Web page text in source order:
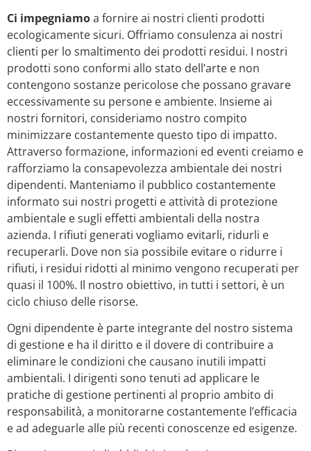
Ci impegniamoa fornire ai nostri clienti prodotti
ecologicamente sicuri. Offriamo consulenza ai nostri
clienti per lo smaltimento dei prodotti residui. I nostri
prodotti sono conformi allo stato dell’arte e non
contengono sostanze pericolose che possano gravare
eccessivamente su persone e ambiente. Insieme ai
nostri fornitori, consideriamo nostro compito
minimizzare costantemente questo tipo di impatto.
Attraverso formazione, informazioni ed eventi creiamo e
rafforziamo la consapevolezza ambientale dei nostri
dipendenti. Manteniamo il pubblico costantemente
informato sui nostri progetti e attività di protezione
ambientale e sugli effetti ambientali della nostra
azienda. I rifiuti generati vogliamo evitarli, ridurli e
recuperarli. Dove non sia possibile evitare o ridurre i
rifiuti, i residui ridotti al minimo vengono recuperati per
quasi il 100%. Il nostro obiettivo, in tutti i settori, è un
ciclo chiuso delle risorse.
Ogni dipendente è parte integrante del nostro sistema
di gestione e ha il diritto e il dovere di contribuire a
eliminare le condizioni che causano inutili impatti
ambientali. I dirigenti sono tenuti ad applicare le
pratiche di gestione pertinenti al proprio ambito di
responsabilità, a monitorarne costantemente l’efficacia
e ad adeguarle alle più recenti conoscenze ed esigenze.